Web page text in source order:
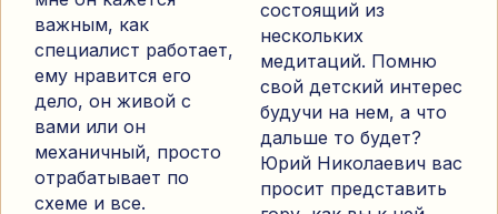
важным, как
специалист работает,
ему нравится его
дело, он живой с
вами или он
механичный, просто
отрабатывает по
схеме и все.
состоящий из
нескольких
медитаций. Помню
свой детский интерес
будучи на нем, а что
дальше то будет?
Юрий Николаевич вас
просит представить